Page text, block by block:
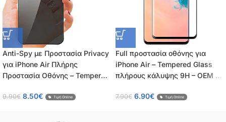
Anti-Spy με Προστασία Privacy
για iPhone Air Πλήρης
Προστασία Οθόνης – Tempered
0.26mm
9.90€ 8.50€ Τιμή Online
Full προστασία οθόνης για
iPhone Air – Tempered Glass
πλήρους κάλυψης 9H – OEM –
7.90€ 6.90€ Τιμή Online